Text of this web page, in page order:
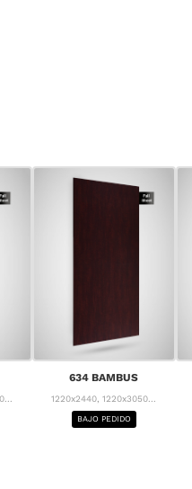
634 BAMBUS
1220x2440, 1220x3050...
BAJO PEDIDO